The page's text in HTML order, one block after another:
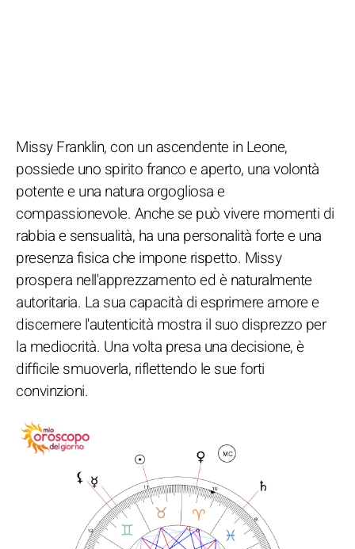
Missy Franklin, con un ascendente in Leone,
possiede uno spirito franco e aperto, una volontà
potente e una natura orgogliosa e
compassionevole. Anche se può vivere momenti di
rabbia e sensualità, ha una personalità forte e una
presenza fisica che impone rispetto. Missy
prospera nell'apprezzamento ed è naturalmente
autoritaria. La sua capacità di esprimere amore e
discernere l'autenticità mostra il suo disprezzo per
la mediocrità. Una volta presa una decisione, è
difficile smuoverla, riflettendo le sue forti
convinzioni.